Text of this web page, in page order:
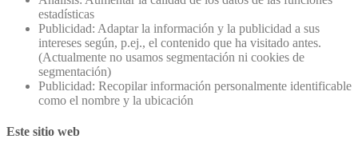
estadísticas
Publicidad: Adaptar la información y la publicidad a sus
intereses según, p.ej., el contenido que ha visitado antes.
(Actualmente no usamos segmentación ni cookies de
segmentación)
Publicidad: Recopilar información personalmente identificable
como el nombre y la ubicación
Este sitio web